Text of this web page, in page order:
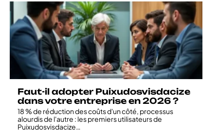
Faut-il adopter Puixudosvisdacize
dans votre entreprise en 2026 ?
18 % de réduction des coûts d'un côté, processus
alourdis de l'autre : les premiers utilisateurs de
Puixudosvisdacize…